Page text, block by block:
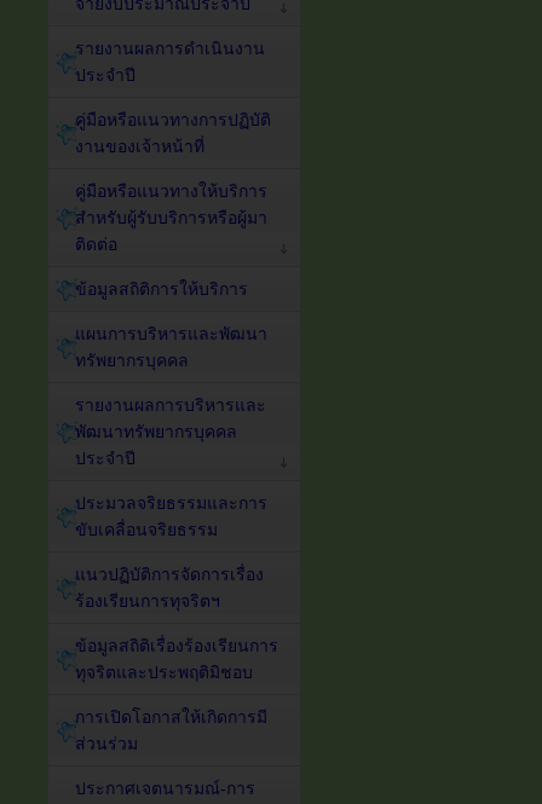
รายงานผลการดำเนินงาน
ประจำปี
คู่มือหรือแนวทางการปฏิบัติ
งานของเจ้าหน้าที่
คู่มือหรือแนวทางให้บริการ
สำหรับผู้รับบริการหรือผู้มา
ติดต่อ
ข้อมูลสถิติการให้บริการ
แผนการบริหารและพัฒนา
ทรัพยากรบุคคล
รายงานผลการบริหารและ
พัฒนาทรัพยากรบุคคล
ประจำปี
ประมวลจริยธรรมและการ
ขับเคลื่อนจริยธรรม
แนวปฏิบัติการจัดการเรื่อง
ร้องเรียนการทุจริตฯ
ข้อมูลสถิติเรื่องร้องเรียนการ
ทุจริตและประพฤติมิชอบ
การเปิดโอกาสให้เกิดการมี
ส่วนร่วม
ประกาศเจตนารมณ์-การ